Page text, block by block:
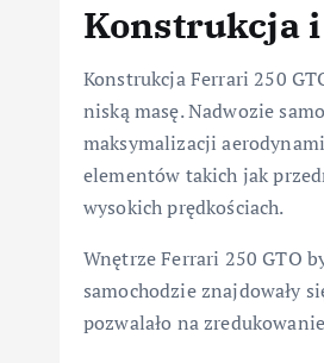
Konstrukcja
Konstrukcja Ferrari 250
niską masę. Nadwozie
maksymalizacji
elementów takich jak
wysokich prędkościach.
Wnętrze Ferrari 250 GTO
samochodzie znajdowały
pozwalało na